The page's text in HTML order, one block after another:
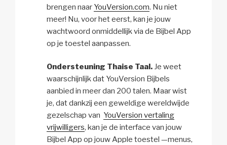
brengen naar YouVersion.com. Nu niet
meer! Nu, voor het eerst, kan je jouw
wachtwoord onmiddellijk via de Bijbel App
op je toestel aanpassen.
Ondersteuning Thaise Taal. Je weet
waarschijnlijk dat YouVersion Bijbels
aanbied in meer dan 200 talen. Maar wist
je, dat dankzij een geweldige wereldwijde
gezelschap van YouVersion vertaling
vrijwilligers, kan je de interface van jouw
Bijbel App op jouw Apple toestel —menus,